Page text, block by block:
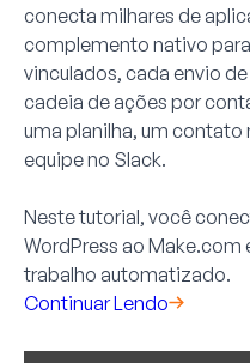
conecta milhares de
complemento nativo
vinculados, cada envio
cadeia de ações por
uma planilha, um contato
equipe no Slack.
Neste tutorial, você
WordPress ao Make.com
trabalho automatizado.
Continuar Lendo